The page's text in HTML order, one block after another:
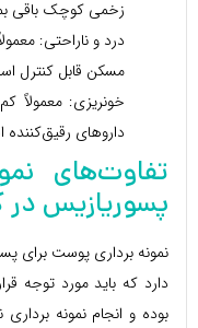
زخمی کوچک باقی
درد و ناراحتی:
مسکن قابل کنترل
خونریزی: معمولاً
داروهای
تفاوت‌های
پسوریازیس در
نمونه برداری پوست برای
دارد که باید مورد توجه
بوده و انجام نمونه